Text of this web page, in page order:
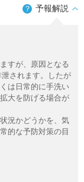
？ 予報解説
すが、原因となる
されます。したが
は日常的に手洗い
大を防げる場合が
況かどうかを、気
的な予防対策の目